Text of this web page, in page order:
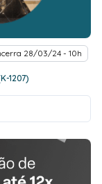
28/03/24 - 10h
1207)